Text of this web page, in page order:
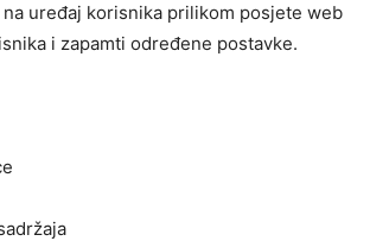
uređaj korisnika prilikom posjete web
i zapamti određene postavke.